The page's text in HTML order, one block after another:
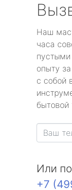
Наш
часа
опыту
с собой
бытовой
Или
+7